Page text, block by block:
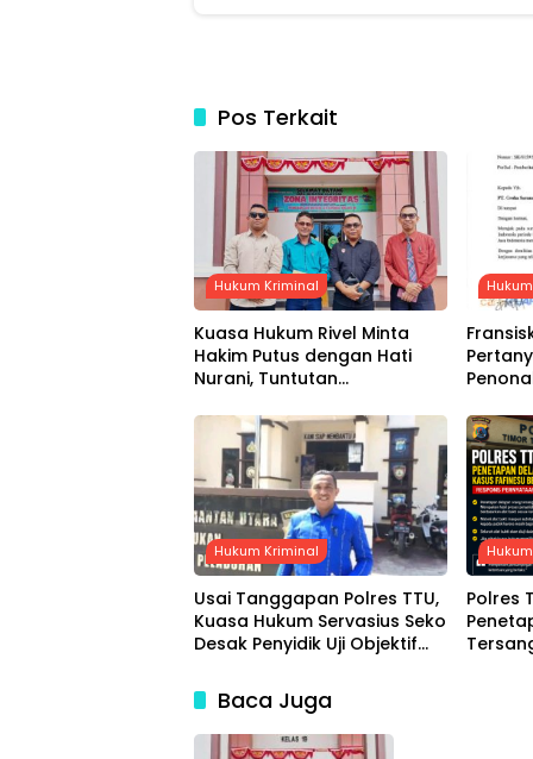
Pos Terkait
Hukum Kriminal
Kuasa Hukum Rivel Minta
Hakim Putus dengan Hati
Nurani, Tuntutan
Depan
Bulan
Hukum Kriminal
Usai Tanggapan Polres TTU,
Kuasa Hukum Servasius Seko
Desak Penyidik Uji Objektif
Polres
Baca Juga